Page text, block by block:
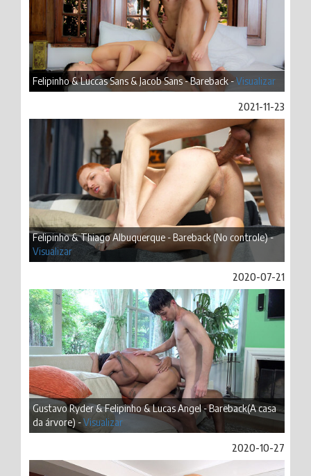
Felipinho & Luccas Sans & Jacob Sans - Bareback -Visualizar
2021-11-23
Felipinho & Thiago Albuquerque - Bareback (No controle) -
Visualizar
2020-07-21
Gustavo Ryder & Felipinho & Lucas Angel - Bareback(A casa
da árvore) -Visualizar
2020-10-27